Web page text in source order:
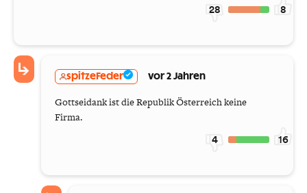
28 8
spitzeFeder vor 2 Jahren
Gottseidank ist die Republik Österreich keine
Firma.
4 16